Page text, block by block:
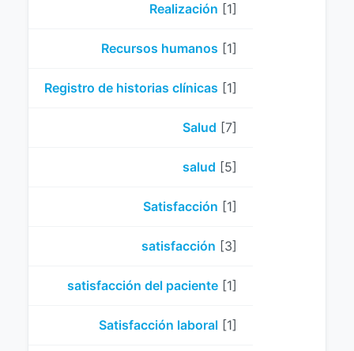
Realización [1]
Recursos humanos [1]
Registro de historias clínicas [1]
Salud [7]
salud [5]
Satisfacción [1]
satisfacción [3]
satisfacción del paciente [1]
Satisfacción laboral [1]